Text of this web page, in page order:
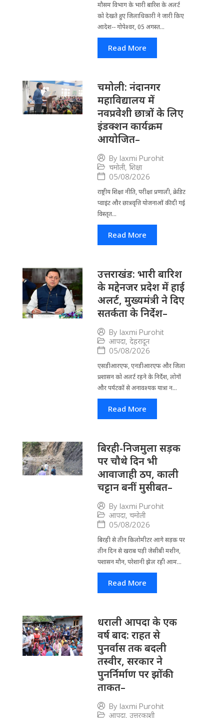
मौसम विभाग के भारी बारिश के अलर्ट
को देखते हुए जिला​धिकारी ने जारी किए
आदेश-- गोपेश्वर, 05 अगस्त...
Read More
चमोली: नंदानगर
महाविद्यालय में
नवप्रवेशी छात्रों के लिए
इंडक्शन कार्यक्रम
आयोजित–
By laxmi Purohit
चमोली, शिक्षा
05/08/2026
राष्ट्रीय शिक्षा नीति, परीक्षा प्रणाली, क्रेडिट
प्वाइंट और छात्रवृत्ति योजनाओं की दी गई
विस्तृत...
Read More
उत्तराखंड: भारी बारिश
के मद्देनजर प्रदेश में हाई
अलर्ट, मुख्यमंत्री ने दिए
सतर्कता के निर्देश–
By laxmi Purohit
आपदा, देहरादून
05/08/2026
एसडीआरएफ, एनडीआरएफ और जिला
प्रशासन को अलर्ट रहने के निर्देश, लोगों
और पर्यटकों से अनावश्यक यात्रा न...
Read More
बिरही-निजमुला सड़क
पर चौथे दिन भी
आवाजाही ठप, काली
चट्टान बनीं मुसीबत–
By laxmi Purohit
आपदा, चमोली
05/08/2026
बिरही से तीन किलोमीटर आगे सड़क पर
तीन दिन से खराब पड़ी जेसीबी मशीन,
पशासन मौन, परेशानी झेल रही आम...
Read More
धराली आपदा के एक
वर्ष बाद: राहत से
पुनर्वास तक बदली
तस्वीर, सरकार ने
पुनर्निर्माण पर झोंकी
ताकत–
By laxmi Purohit
आपदा, उत्तरकाशी